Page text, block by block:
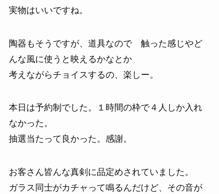
実物はいいですね。
陶器もそうですが、道具なので 触った感じやど
んな風に使うと映えるかなとか
考えながらチョイスするの、楽しー。
本日は予約制でした。１時間の枠で４人しか入れ
なかった。
抽選当たって良かった。感謝。
お客さん皆んな真剣に品定めされていました。
ガラス同士がカチャって鳴るんだけど、その音が